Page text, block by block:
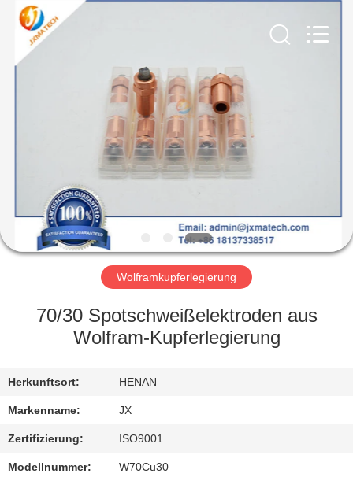
PRODUKTE
ÜBER
UNS
FABRIK-
AUSFLUG
TRETEN
MIT
UNS
IN
VERBINDUNG
Rights
Reserved.
Developed
ECER
Wolframkupferlegierung
70/30 Spotschweißelektroden aus
Wolfram-Kupferlegierung
Herkunftsort: HENAN
Markenname: JX
Zertifizierung: ISO9001
Modellnummer: W70Cu30